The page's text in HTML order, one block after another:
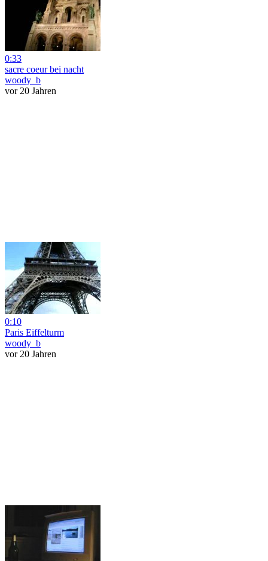
0:33
sacre coeur bei nacht
woody_b
vor 20 Jahren
0:10
Paris Eiffelturm
woody_b
vor 20 Jahren